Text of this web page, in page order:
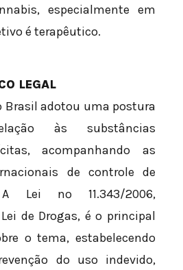
especialmente em
é terapêutico.
LEGAL
Brasil adotou uma postura
às substâncias
acompanhando as
de controle de
A Lei nº 11.343/2006,
de Drogas, é o principal
o tema, estabelecendo
do uso indevido,